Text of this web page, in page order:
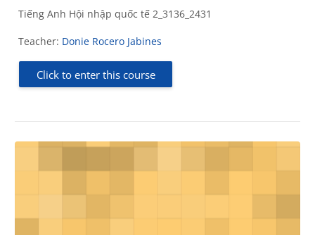
Tiếng Anh Hội nhập quốc tế 2_3136_2431
Teacher: Donie Rocero Jabines
Click to enter this course